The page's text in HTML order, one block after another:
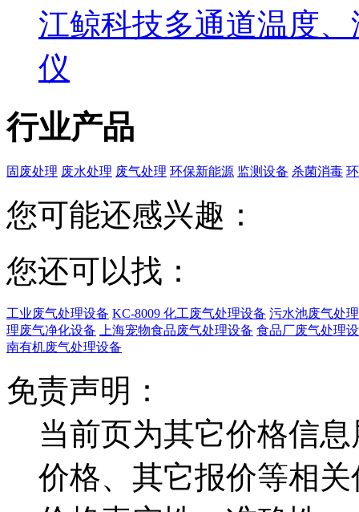
江鲸科技多通道温度
仪
行业产品
固废处理 废水处理 废气处理 环保新能源 监测设备 杀菌消毒
您可能还感兴趣：
您还可以找：
工业废气处理设备 KC-8009 化工废气处理设备 污水池废气处
理废气净化设备
上海宠物食品废气处理设备 食品厂废气处理
南有机废气处理设备
免责声明：
当前页为其它价格信
价格、其它报价等相